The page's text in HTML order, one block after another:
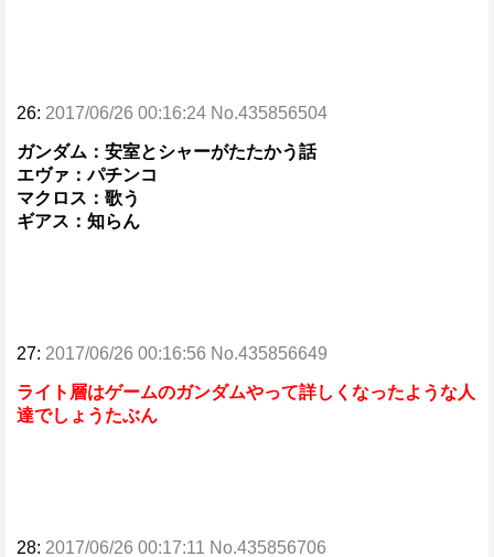
26: 2017/06/26 00:16:24 No.435856504
ガンダム：安室とシャーがたたかう話
エヴァ：パチンコ
マクロス：歌う
ギアス：知らん
27: 2017/06/26 00:16:56 No.435856649
ライト層はゲームのガンダムやって詳しくなったような人
達でしょうたぶん
28: 2017/06/26 00:17:11 No.435856706